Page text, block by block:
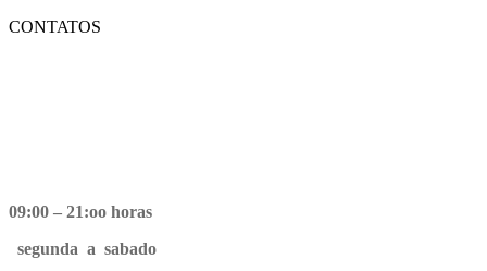
CONTATOS
09:00 – 21:oo horas
segunda a sabado